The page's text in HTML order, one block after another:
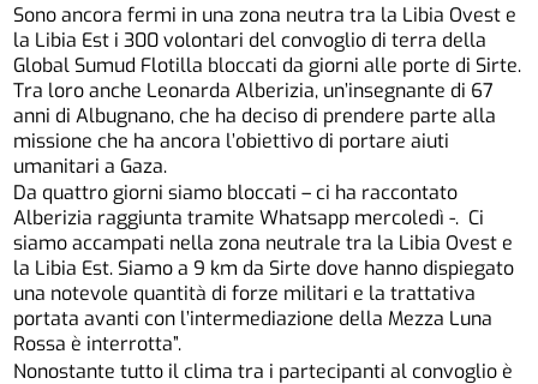
Sono ancora fermi in una zona neutra tra la Libia Ovest e
la Libia Est i 300 volontari del convoglio di terra della
Global Sumud Flotilla bloccati da giorni alle porte di Sirte.
Tra loro anche Leonarda Alberizia, un’insegnante di 67
anni di Albugnano, che ha deciso di prendere parte alla
missione che ha ancora l’obiettivo di portare aiuti
umanitari a Gaza.
Da quattro giorni siamo bloccati – ci ha raccontato
Alberizia raggiunta tramite Whatsapp mercoledì -. Ci
siamo accampati nella zona neutrale tra la Libia Ovest e
la Libia Est. Siamo a 9 km da Sirte dove hanno dispiegato
una notevole quantità di forze militari e la trattativa
portata avanti con l’intermediazione della Mezza Luna
Rossa è interrotta”.
Nonostante tutto il clima tra i partecipanti al convoglio è